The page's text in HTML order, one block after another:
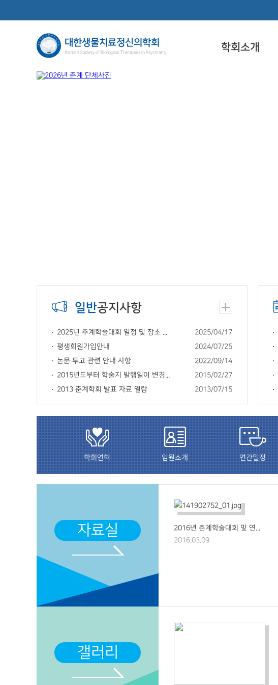
학회소개
3
일반공지사항
2025년 추계학술대회 일정 및 장소 ...
2025/04/17
평생회원가입안내
2024/07/25
논문 투고 관련 안내 사항
2022/09/14
2015년도부터 학술지 발행일이 변경...
2015/02/27
2013 춘계학회 발표 자료 열람
2013/07/15
학회연혁 임원소개 연간일정
자료실
2016년 춘계학술대회 및 연...
2016.03.09
갤러리